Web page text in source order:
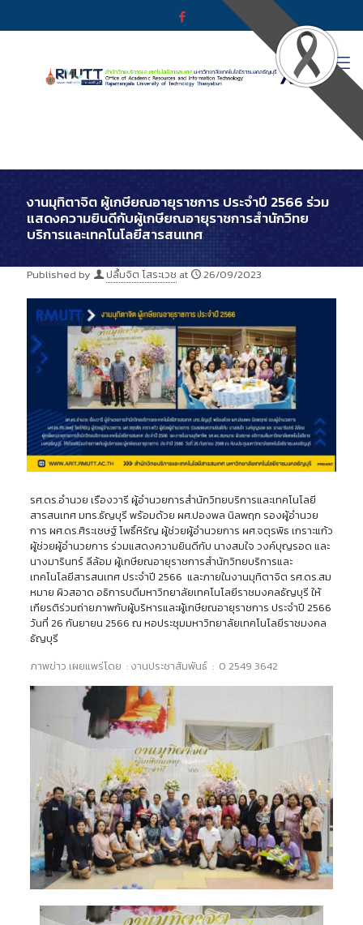
งานมุทิตาจิต ผู้เกษียณอายุราชการ ประจำปี 2566 ร่วม
แสดงความยินดีกับผู้เกษียณอายุราชการสำนักวิทย
บริการและเทคโนโลยีสารสนเทศ
Published by ปลื้มจิต โสระเวช at 26/09/2023
รศ.ดร.อำนวย เรืองวารี ผู้อำนวยการสำนักวิทยบริการและเทคโนโลยี
สารสนเทศ มทร.ธัญบุรี พร้อมด้วย ผศ.ปองพล นิลพฤก รองผู้อำนวย
การ ผศ.ดร.ศิระเชษฐ์ โพธิ์หิรัญ ผู้ช่วยผู้อำนวยการ ผศ.จตุรพิธ เกราะแก้ว
ผู้ช่วยผู้อำนวยการ ร่วมแสดงความยินดีกับ นางสมใจ วงค์บุญรอด และ
นางมารินทร์ ลีล้อม ผู้เกษียณอายุราชการสำนักวิทยบริการและ
เทคโนโลยีสารสนเทศ ประจำปี 2566 และภายในงานมุทิตาจิต รศ.ดร.สม
หมาย ผิวสอาด อธิการบดีมหาวิทยาลัยเทคโนโลยีราชมงคลธัญบุรี ให้
เกียรติร่วมถ่ายภาพกับผู้บริหารและผู้เกษียณอายุราชการ ประจำปี 2566
วันที่ 26 กันยายน 2566 ณ หอประชุมมหาวิทยาลัยเทคโนโลยีราชมงคล
ธัญบุรี
ภาพข่าว เผยแพร่โดย : งานประชาสัมพันธ์ : 0 2549 3642